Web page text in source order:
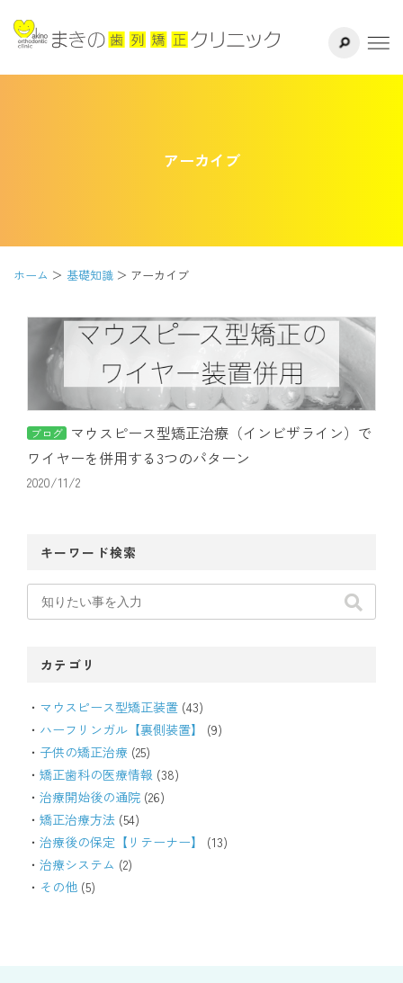
千葉県八千
治療の流れ
よくある質問
リスク・副作用
アクセス
矯正歯科治療について役立つ情報を配信中
サイト内検索
アーカイブ
ホーム 基礎知識 アーカイブ
ブログ マウスピース型矯正治療（インビザライン）で
ワイヤーを併用する3つのパターン
2020/11/2
キーワード検索
カテゴリ
マウスピース型矯正装置 (43)
ハーフリンガル【裏側装置】
(9)
子供の矯正治療 (25)
矯正歯科の医療情報 (38)
治療開始後の通院 (26)
矯正治療方法 (54)
治療後の保定【リテーナー】
(13)
治療システム (2)
その他 (5)